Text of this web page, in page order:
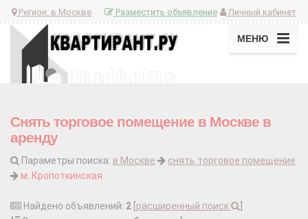
Регион: в Москве Личный кабинет
Разместить объявление
МЕНЮ
Снять торговое помещение в Москве в
аренду
Параметры поиска: в Москве
снять торговое помещение
м. Кропоткинская
Найдено объявлений: 2 расширенный поиск